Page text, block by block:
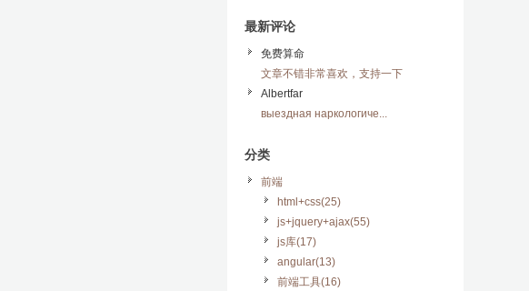
最新评论
免费算命
文章不错非常喜欢，支持一下
Albertfar
выездная наркологиче...
分类
前端
html+css(25)
js+jquery+ajax(55)
js库(17)
angular(13)
前端工具(16)